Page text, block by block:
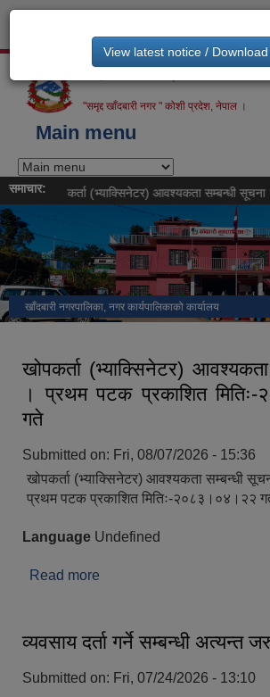
Skip to main content
English
नेपाली
"समृद्द खाँदबारी नगर " कोशी प्रदेश, नेपाल ।
Main menu
समाचार:
खोपकर्ता (भ्याक्सिनेटर) आवश्यकता सम्बन्धी सूचना ।
खाँदबारी नगरपालिका, नगर कार्यपालिकाको कार्यालय
खोपकर्ता (भ्याक्सिनेटर)
। प्रथम पटक प्रकाशित
गते
Submitted on: Fri, 08/07/2026 - 15:36
खोपकर्ता (भ्याक्सिनेटर) आवश्यकता सम्बन्धी
प्रथम पटक प्रकाशित मितिः-२०८३।०४।२२
Language Undefined
Read more
व्यवसाय दर्ता गर्ने सम्बन्धी अत्यन्त
Submitted on: Fri, 07/24/2026 - 13:10
View latest notice / Download